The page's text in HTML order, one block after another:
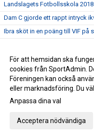
Landslagets Fotbollsskola 2018
Dam C gjorde ett rappt intryck
Ibra sköt in en poäng till VIF på
Domarutbildning
Helt klart att Håkan blir
Succé igen, breddturneringens
Då var det dags att sparka
SM-dagarna avslutades med
Vimmerby Sparbank och
För att hemsidan ska
cookies från SportAdmin.
Föreningen kan också
eller marknadsföring. Du
Anpassa dina val
Acceptera nödvändiga